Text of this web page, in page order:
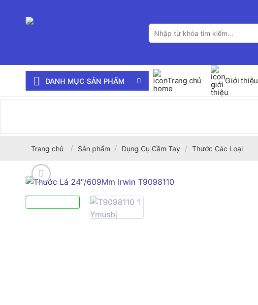
Tìm
kiếm:
DANH MỤC SẢN PHẨM Trang chủ Giới thiệu
Trang chủ / Sản phẩm / Dụng Cụ Cầm Tay / Thước Các Loại